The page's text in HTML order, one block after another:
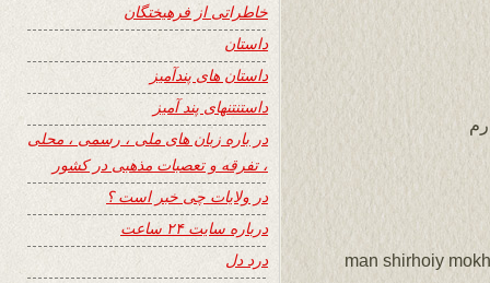
man shirhoiy
خاطراتی از فرهیختگان
داستان
داستان های پندآمیز
داستنتنهای پند آمیز
در باره زبان های ملی ، رسمی ، محلی
، تفرقه و تعصبات مذهبی در کشور
در ولایات چی خبر است ؟
درباره سایت ۲۴ ساعت
درد دل